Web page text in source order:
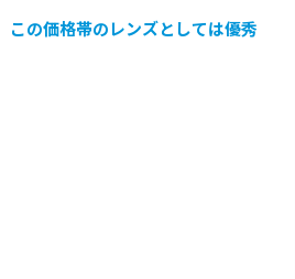
この価格帯のレンズとしては優秀